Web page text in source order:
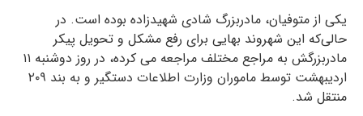
یکی از متوفیان، مادربزرگ شادی شهیدزاده بوده است. در
حالی‌که این شهروند بهایی برای رفع مشکل و تحویل پیکر
مادربزرگش به مراجع مختلف مراجعه می کرده، در روز دوشنبه ۱۱
اردیبهشت توسط ماموران وزارت اطلاعات دستگیر و به بند ۲۰۹
منتقل شد.